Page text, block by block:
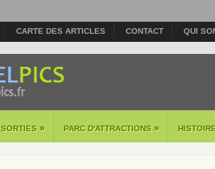
CARTE DES ARTICLES CONTACT QUI
SORTIES » PARC D'ATTRACTIONS »